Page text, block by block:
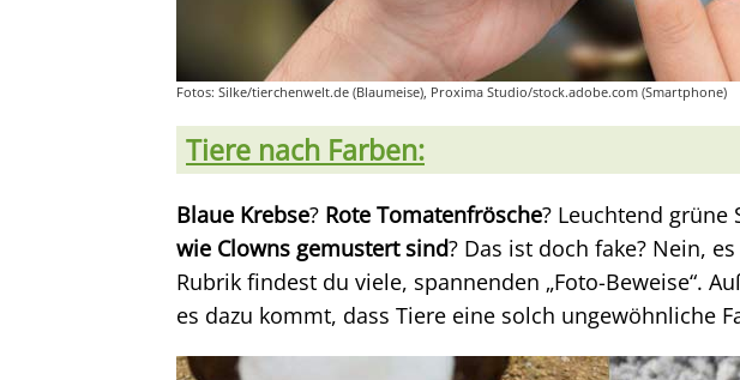
Fotos: Silke/tierchenwelt.de (Blaumeise), Proxima Studio/stock.adobe.com (Smartphone)
Tiere nach Farben:
Blaue Krebse? Rote Tomatenfrösche? Leuchtend grüne
wie Clowns gemustert sind? Das ist doch fake? Nein,
Rubrik findest du viele, spannenden „Foto-Beweise“.
es dazu kommt, dass Tiere eine solch ungewöhnliche